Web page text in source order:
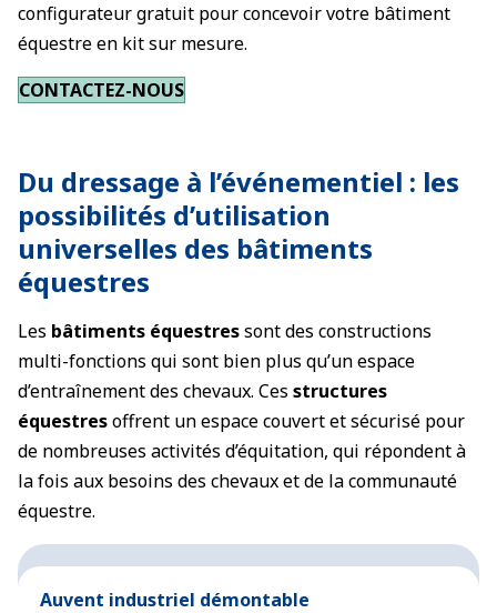
configurateur gratuit pour concevoir votre bâtiment
équestre en kit sur mesure.
CONTACTEZ-NOUS
Du dressage à l’événementiel : les
possibilités d’utilisation
universelles des bâtiments
équestres
Les bâtiments équestressont des constructions
multi-fonctions qui sont bien plus qu’un espace
d’entraînement des chevaux. Ces structures
équestresoffrent un espace couvert et sécurisé pour
de nombreuses activités d’équitation, qui répondent à
la fois aux besoins des chevaux et de la communauté
équestre.
Auvent industriel démontable